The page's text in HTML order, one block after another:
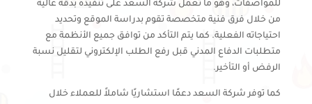
للمواصفات، وهو ما تعمل شركة السعد على تنفيذه بدقة عالية
من خلال فرق فنية متخصصة تقوم بدراسة الموقع وتحديد
احتياجاته الفعلية. كما يتم التأكد من توافق جميع الأنظمة مع
متطلبات الدفاع المدني قبل رفع الطلب الإلكتروني لتقليل نسبة
الرفض أو التأخير.
كما توفر شركة السعد دعمًا استشاريًا شاملاً للعملاء خلال